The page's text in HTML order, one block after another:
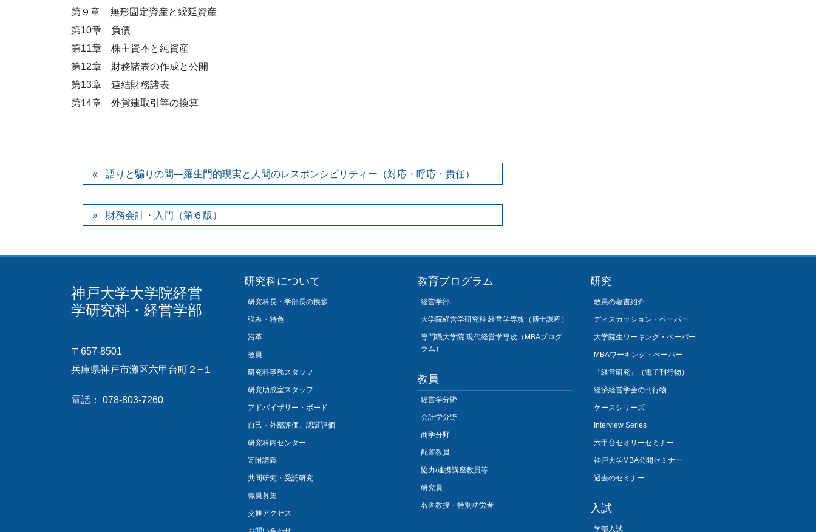
第９章 無形固定資産と繰延資産
第10章 負債
第11章 株主資本と純資産
第12章 財務諸表の作成と公開
第13章 連結財務諸表
第14章 外貨建取引等の換算
語りと騙りの間―羅生門的現実と人間のレスポンシビリティー（対応・呼応・責任）
財務会計・入門（第６版）
神戸大学大学院経営
学研究科・経営学部
〒657-8501
兵庫県神戸市灘区六甲台町２−１
電話： 078-803-7260
研究科について
研究科長・学部長の挨拶
強み・特色
沿革
教員
研究科事務スタッフ
研究助成室スタッフ
アドバイザリー・ボード
自己・外部評価、認証評価
研究科内センター
寄附講義
共同研究・受託研究
職員募集
交通アクセス
教育プログラム
経営学部
大学院経営学研究科 経営学専攻（博士課程）
専門職大学院 現代経営学専攻（MBAプログ
ラム）
教員
経営学分野
会計学分野
商学分野
配置教員
協力/連携講座教員等
研究員
名誉教授・特別功労者
研究
教員の著書紹介
ディスカッション・ペーパー
大学院生ワーキング・ペーパー
MBAワーキング・ぺーパー
『経営研究』（電子刊行物）
経済経営学会の刊行物
ケースシリーズ
Interview Series
六甲台セオリーセミナー
神戸大学MBA公開セミナー
過去のセミナー
入試
学部入試